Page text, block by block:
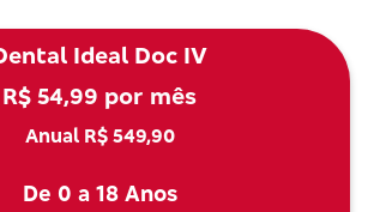
Ideal Doc IV
R$ 54,99 por mês
Anual R$ 549,90
De 0 a 18 Anos